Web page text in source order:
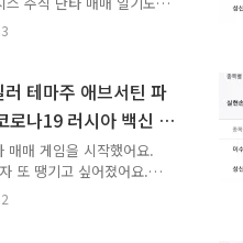
가 더해졌으니 이제부터
주식 단타 매매 일기는
밀리기 시작하면 진짜 쓰
어요. 글 하나로는 택도
일기 밀린 게 벌써 2개였
테마주 애브서틴 파
로나19 러시아 백신 스
매 성공
매매 게임을 시작했어요.
또 땡기고 싶어졌어요.
미고 모두 열심히 한국
장 뜨거운 아침 9시 장은